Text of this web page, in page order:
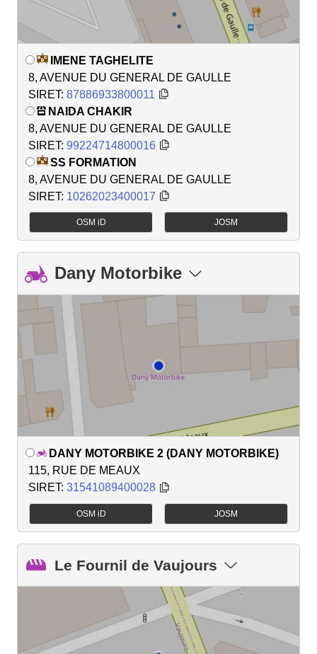
IMENE TAGHELITE
8, AVENUE DU GENERAL DE GAULLE
SIRET: 87886933800011
NAIDA CHAKIR
8, AVENUE DU GENERAL DE GAULLE
SIRET: 99224714800016
SS FORMATION
8, AVENUE DU GENERAL DE GAULLE
SIRET: 10262023400017
OSM iD JOSM
Dany Motorbike
DANY MOTORBIKE 2 (DANY MOTORBIKE)
115, RUE DE MEAUX
SIRET: 31541089400028
OSM iD JOSM
Le Fournil de Vaujours